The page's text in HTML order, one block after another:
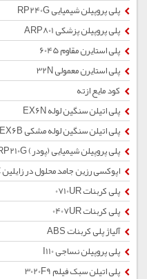
پلی پروپیلن شیمیایی RP240G
پلی پروپیلن پزشکی ARP801
پلی استایرن مقاوم 6045
پلی استایرن معمولی 32N
کود مایع ازته
پلی اتیلن سنگین لوله EX6N
پلی اتیلن سنگین لوله مشکی EX6B
پلی پروپیلن شیمیایی (پودر) RP210G
اپوکسی رزین جامد محلول در زایلین E1X75LC
پلی کربنات 0710UR
پلی کربنات 0407UR
آلیاژ پلی کربنات ABS
پلی پروپیلن نساجی I110
پلی اتیلن سبک فیلم 3020F9